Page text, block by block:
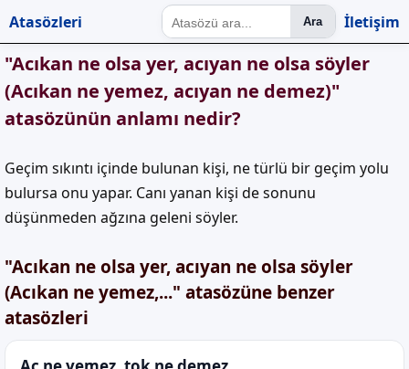
Atasözleri Ara İletişim
"Acıkan ne olsa yer, acıyan ne olsa söyler
(Acıkan ne yemez, acıyan ne demez)"
atasözünün anlamı nedir?
Geçim sıkıntı içinde bulunan kişi, ne türlü bir geçim yolu
bulursa onu yapar. Canı yanan kişi de sonunu
düşünmeden ağzına geleni söyler.
"Acıkan ne olsa yer, acıyan ne olsa söyler
(Acıkan ne yemez,..." atasözüne benzer
atasözleri